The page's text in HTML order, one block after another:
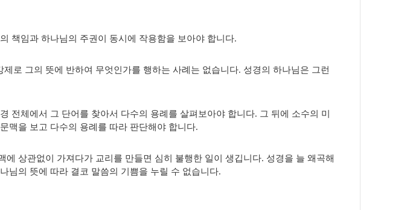
책임과 하나님의 주권이 동시에 작용함을 보아야 합니다.
로 그의 뜻에 반하여 무엇인가를 행하는 사례는 없습니다. 성경의 하나님은 그런
전체에서 그 단어를 찾아서 다수의 용례를 살펴보아야 합니다. 그 뒤에 소수의 미
맥을 보고 다수의 용례를 따라 판단해야 합니다.
에 상관없이 가져다가 교리를 만들면 심히 불행한 일이 생깁니다. 성경을 늘 왜곡해
님의 뜻에 따라 결코 말씀의 기쁨을 누릴 수 없습니다.